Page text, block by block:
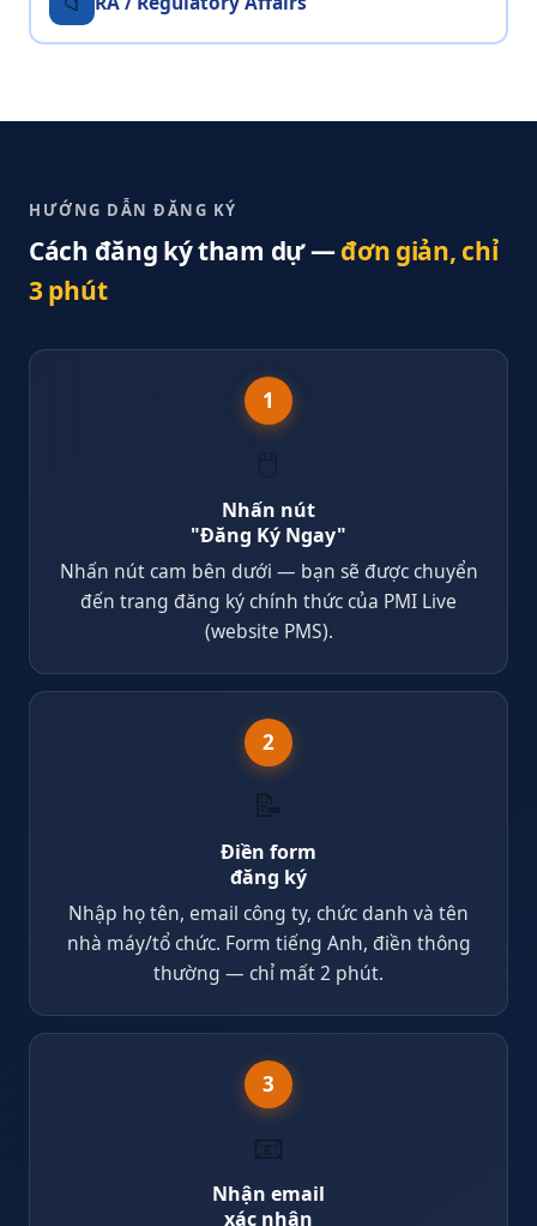
HƯỚNG DẪN ĐĂNG KÝ
Cách đăng ký tham dự —đơn giản, chỉ
3 phút
1
🖱️
Nhấn nút
"Đăng Ký Ngay"
Nhấn nút cam bên dưới — bạn sẽ được chuyển
đến trang đăng ký chính thức của PMI Live
(website PMS).
2
📝
Điền form
đăng ký
Nhập họ tên, email công ty, chức danh và tên
nhà máy/tổ chức. Form tiếng Anh, điền thông
thường — chỉ mất 2 phút.
3
📧
Nhận email
xác nhận